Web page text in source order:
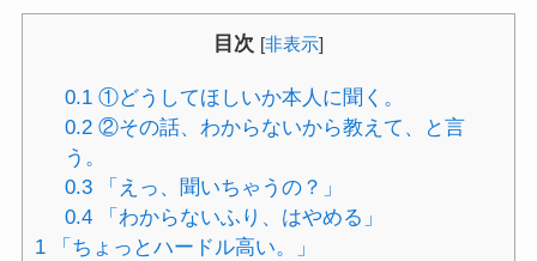
目次 [非表示]
0.1 ①どうしてほしいか本人に聞く。
0.2 ②その話、わからないから教えて、と言
う。
0.3 「えっ、聞いちゃうの？」
0.4 「わからないふり、はやめる」
1「ちょっとハードル高い。」